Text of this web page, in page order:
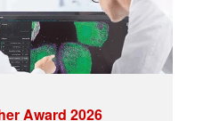
✕
Award 2026